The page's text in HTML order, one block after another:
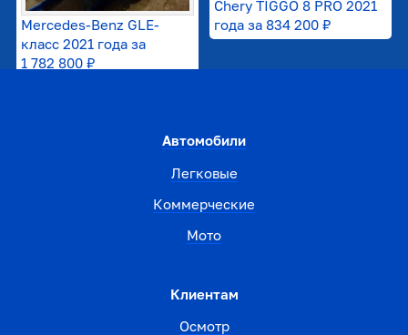
Mercedes-Benz GLE-
класс 2021 года за
1 782 800 ₽
Chery TIGGO 8 PRO 2021
года за 834 200 ₽
Автомобили
Легковые
Коммерческие
Мото
Клиентам
Осмотр